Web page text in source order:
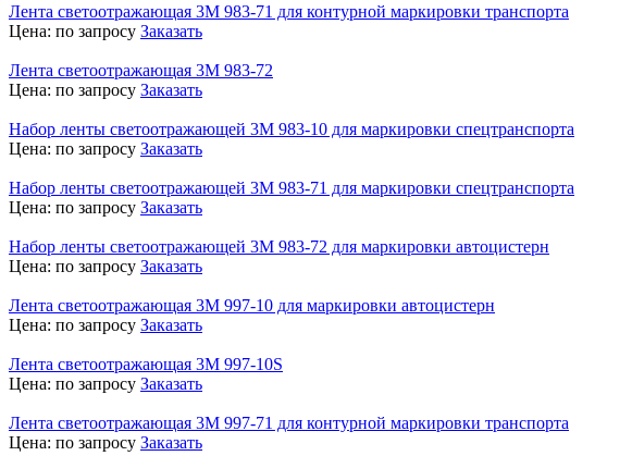
Лента светоотражающая 3М 983-71 для контурной маркировки транспорта
Цена: по запросу Заказать
Лента светоотражающая 3М 983-72
Цена: по запросу Заказать
Набор ленты светоотражающей 3М 983-10 для маркировки спецтранспорта
Цена: по запросу Заказать
Набор ленты светоотражающей 3М 983-71 для маркировки спецтранспорта
Цена: по запросу Заказать
Набор ленты светоотражающей 3M 983-72 для маркировки автоцистерн
Цена: по запросу Заказать
Лента светоотражающая 3M 997-10 для маркировки автоцистерн
Цена: по запросу Заказать
Лента светоотражающая 3M 997-10S
Цена: по запросу Заказать
Лента светоотражающая 3M 997-71 для контурной маркировки транспорта
Цена: по запросу Заказать